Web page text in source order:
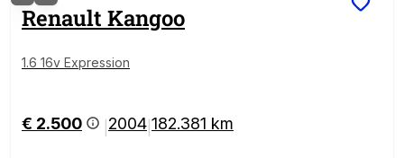
Renault Kangoo
1.6 16v Expression
€ 2.500 2004 182.381 km